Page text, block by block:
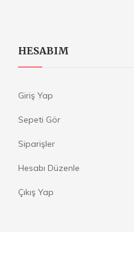
HESABIM
Giriş Yap
Sepeti Gör
Siparişler
Hesabı Düzenle
Çıkış Yap